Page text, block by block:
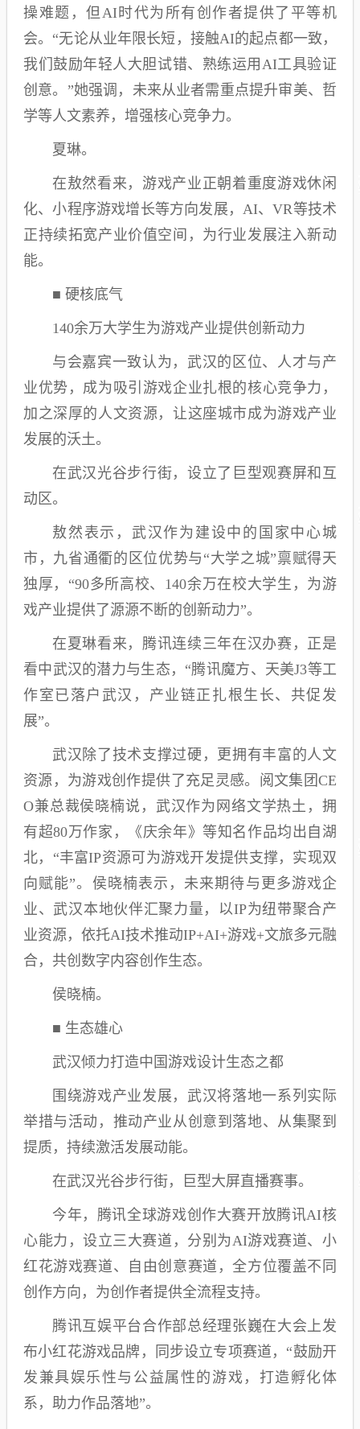
操难题，但AI时代为所有创作者提供了平等机
会。“无论从业年限长短，接触AI的起点都一致，
我们鼓励年轻人大胆试错、熟练运用AI工具验证
创意。”她强调，未来从业者需重点提升审美、哲
学等人文素养，增强核心竞争力。
夏琳。
在敖然看来，游戏产业正朝着重度游戏休闲
化、小程序游戏增长等方向发展，AI、VR等技术
正持续拓宽产业价值空间，为行业发展注入新动
能。
■ 硬核底气
140余万大学生为游戏产业提供创新动力
与会嘉宾一致认为，武汉的区位、人才与产
业优势，成为吸引游戏企业扎根的核心竞争力，
加之深厚的人文资源，让这座城市成为游戏产业
发展的沃土。
在武汉光谷步行街，设立了巨型观赛屏和互
动区。
敖然表示，武汉作为建设中的国家中心城
市，九省通衢的区位优势与“大学之城”禀赋得天
独厚，“90多所高校、140余万在校大学生，为游
戏产业提供了源源不断的创新动力”。
在夏琳看来，腾讯连续三年在汉办赛，正是
看中武汉的潜力与生态，“腾讯魔方、天美J3等工
作室已落户武汉，产业链正扎根生长、共促发
展”。
武汉除了技术支撑过硬，更拥有丰富的人文
资源，为游戏创作提供了充足灵感。阅文集团CE
O兼总裁侯晓楠说，武汉作为网络文学热土，拥
有超80万作家，《庆余年》等知名作品均出自湖
北，“丰富IP资源可为游戏开发提供支撑，实现双
向赋能”。侯晓楠表示，未来期待与更多游戏企
业、武汉本地伙伴汇聚力量，以IP为纽带聚合产
业资源，依托AI技术推动IP+AI+游戏+文旅多元融
合，共创数字内容创作生态。
侯晓楠。
■ 生态雄心
武汉倾力打造中国游戏设计生态之都
围绕游戏产业发展，武汉将落地一系列实际
举措与活动，推动产业从创意到落地、从集聚到
提质，持续激活发展动能。
在武汉光谷步行街，巨型大屏直播赛事。
今年，腾讯全球游戏创作大赛开放腾讯AI核
心能力，设立三大赛道，分别为AI游戏赛道、小
红花游戏赛道、自由创意赛道，全方位覆盖不同
创作方向，为创作者提供全流程支持。
腾讯互娱平台合作部总经理张巍在大会上发
布小红花游戏品牌，同步设立专项赛道，“鼓励开
发兼具娱乐性与公益属性的游戏，打造孵化体
系，助力作品落地”。